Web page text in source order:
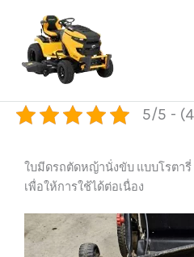
content
5/5 -
ใบมีดรถตัดหญ้านั่งขับ แบบโรตา
เพื่อให้การใช้ได้ต่อเนื่อง